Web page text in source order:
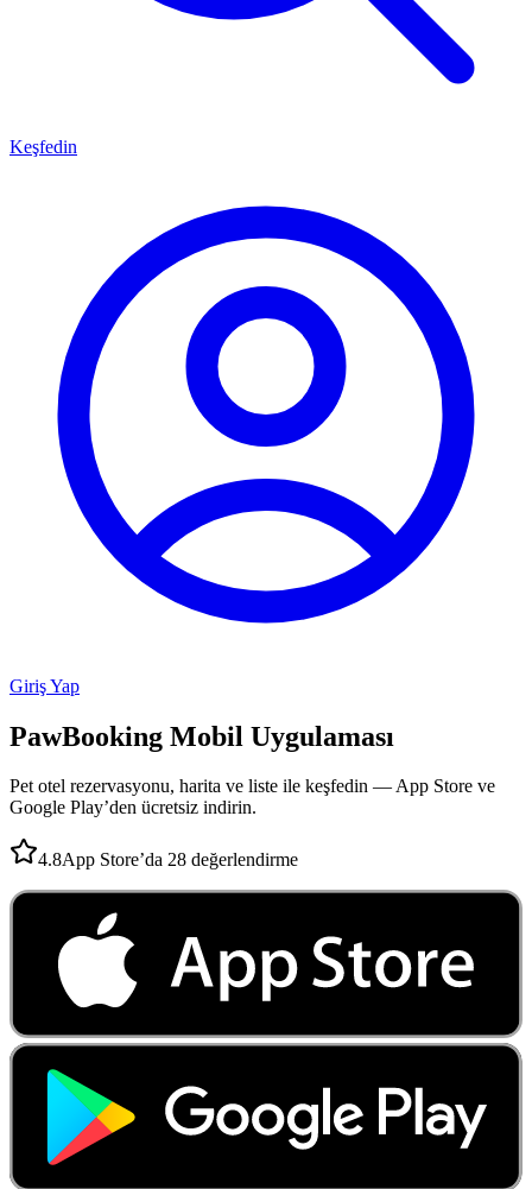
Keşfedin
Giriş Yap
PawBooking Mobil Uygulaması
Pet otel rezervasyonu, harita ve liste ile keşfedin — App Store ve
Google Play’den ücretsiz indirin.
4.8App Store’da 28 değerlendirme